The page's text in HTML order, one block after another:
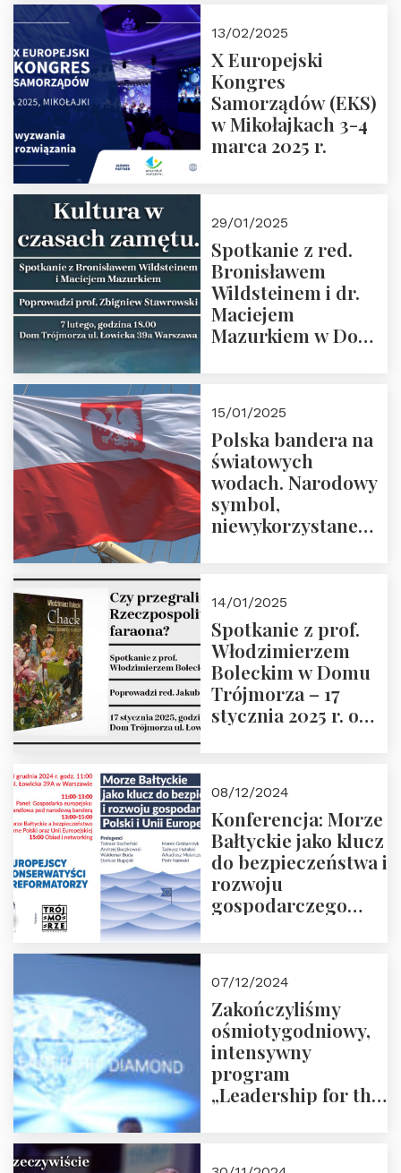
Zapraszamy
13/02/2025
X Europejski
Kongres
Samorządów (EKS)
w Mikołajkach 3-4
marca 2025 r.
29/01/2025
Spotkanie z red.
Bronisławem
Wildsteinem i dr.
Maciejem
Mazurkiem w Domu
Prowadzi prof.
Zbigniew
Stawrowski
15/01/2025
Polska bandera na
światowych
wodach. Narodowy
symbol,
niewykorzystane
14/01/2025
Spotkanie z prof.
Włodzimierzem
Boleckim w Domu
Trójmorza – 17
stycznia 2025 r. o
08/12/2024
Konferencja: Morze
Bałtyckie jako klucz
do bezpieczeństwa i
rozwoju
gospodarczego
ZAPRASZAMY
07/12/2024
Zakończyliśmy
ośmiotygodniowy,
intensywny
program
„Leadership for the